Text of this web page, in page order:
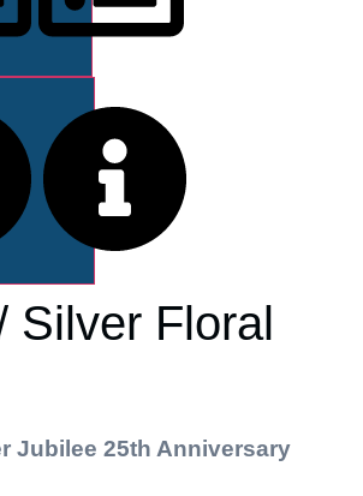
Silver Floral
Jubilee 25th Anniversary